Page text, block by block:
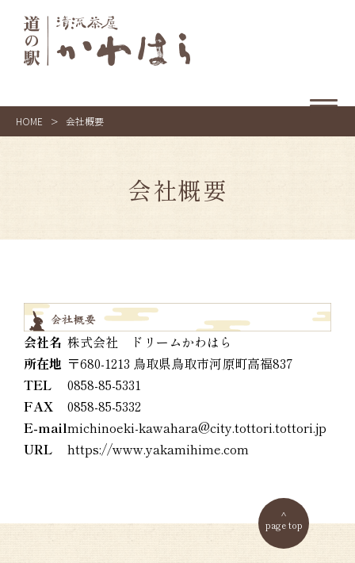
HOME > 会社概要
会社概要
会社名 株式会社 ドリームかわはら
所在地 〒680-1213 鳥取県鳥取市河原町高福837
TEL
0858-85-5331
FAX
0858-85-5332
E-mailmichinoeki-kawahara@city.tottori.tottori.jp
URL
https://www.yakamihime.com
page top